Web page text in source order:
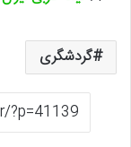
گردشگری